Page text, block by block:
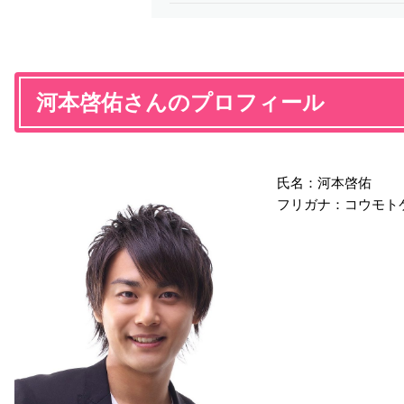
河本啓佑さんのプロフィール
氏名：河本啓佑
フリガナ：コウモト